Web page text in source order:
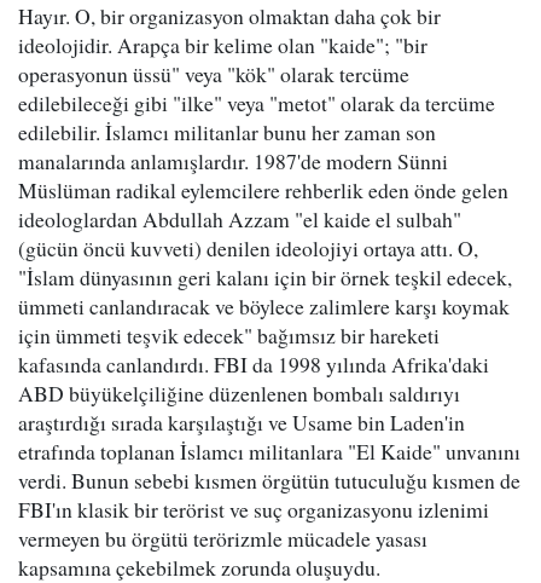
Hayır. O, bir organizasyon olmaktan daha çok bir
ideolojidir. Arapça bir kelime olan "kaide"; "bir
operasyonun üssü" veya "kök" olarak tercüme
edilebileceği gibi "ilke" veya "metot" olarak da tercüme
edilebilir. İslamcı militanlar bunu her zaman son
manalarında anlamışlardır. 1987'de modern Sünni
Müslüman radikal eylemcilere rehberlik eden önde gelen
ideologlardan Abdullah Azzam "el kaide el sulbah"
(gücün öncü kuvveti) denilen ideolojiyi ortaya attı. O,
"İslam dünyasının geri kalanı için bir örnek teşkil edecek,
ümmeti canlandıracak ve böylece zalimlere karşı koymak
için ümmeti teşvik edecek" bağımsız bir hareketi
kafasında canlandırdı. FBI da 1998 yılında Afrika'daki
ABD büyükelçiliğine düzenlenen bombalı saldırıyı
araştırdığı sırada karşılaştığı ve Usame bin Laden'in
etrafında toplanan İslamcı militanlara "El Kaide" unvanını
verdi. Bunun sebebi kısmen örgütün tutuculuğu kısmen de
FBI'ın klasik bir terörist ve suç organizasyonu izlenimi
vermeyen bu örgütü terörizmle mücadele yasası
kapsamına çekebilmek zorunda oluşuydu.